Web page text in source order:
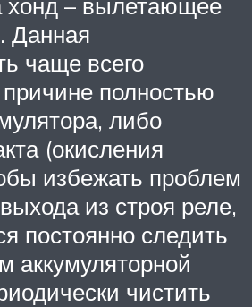
Данная
чаще всего
причине полностью
либо
(окисления
избежать проблем
из строя реле,
постоянно следить
аккумуляторной
чистить